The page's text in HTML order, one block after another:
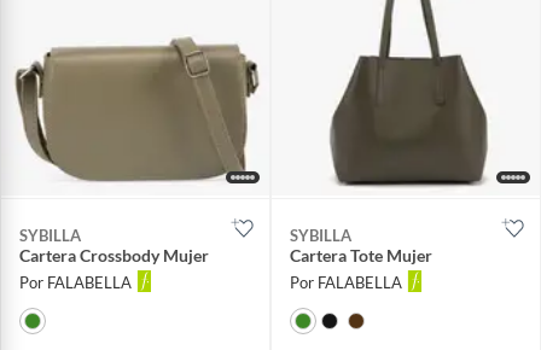
SYBILLA
Cartera Crossbody Mujer
Por FALABELLA
SYBILLA
Cartera Tote Mujer
Por FALABELLA